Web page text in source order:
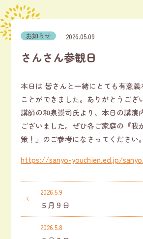
お知らせ 2026.05.09
さんさん参観日
本日は 皆さんと一緒にとても有意
ことができました。ありがとうござ
講師の和泉崇司氏より、本日の講演
ございました。ぜひ各ご家庭の『我
策！』のご参考になさってください。
https://sanyo-youchien.ed.jp/
2026.5.9
５月９日
2026.5.8